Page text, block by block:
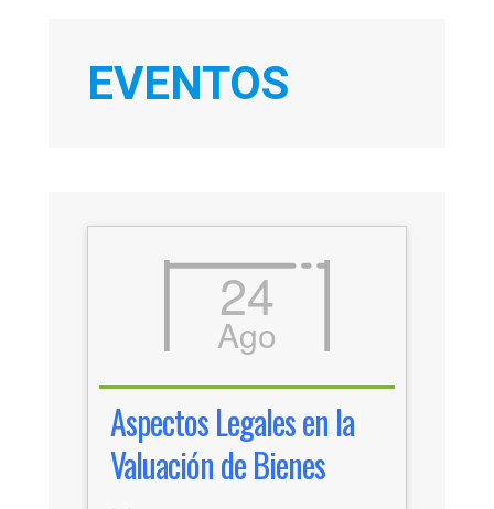
EVENTOS
24
Ago
Aspectos Legales en la
Valuación de Bienes